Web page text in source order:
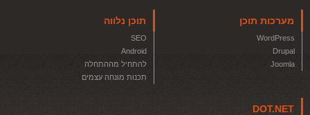
מערכות תוכן
WordPress
Drupal
Joomla
תוכן נלווה
SEO
Android
להתחיל מההתחלה
תכנות מונחה עצמים
DOT.NET